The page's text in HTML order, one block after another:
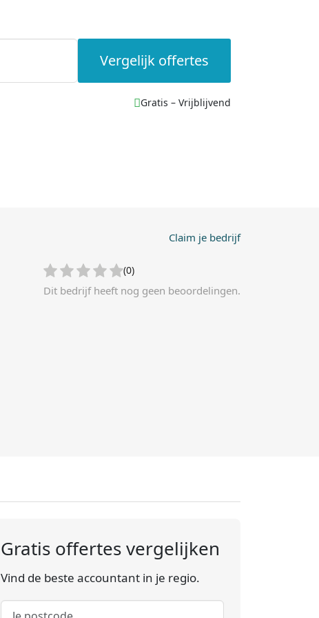
Vergelijk offertes
Gratis – Vrijblijvend
Claim je bedrijf
(0)
Dit bedrijf heeft nog geen beoordelingen.
Gratis offertes vergelijken
Vind de beste accountant in je regio.